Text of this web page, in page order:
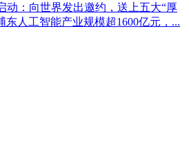
动：向世界发出邀约，送上五大“厚
东人工智能产业规模超1600亿元，...